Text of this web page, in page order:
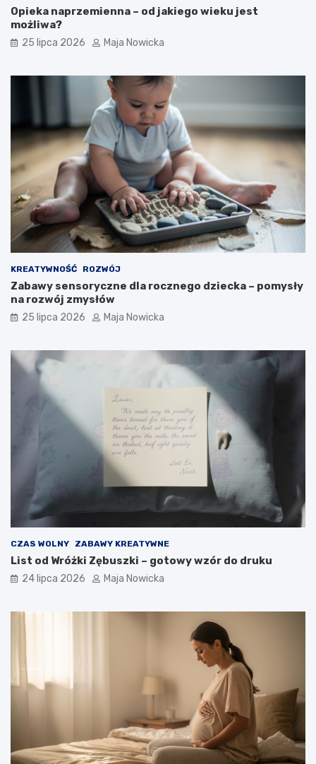
Opieka naprzemienna – od jakiego wieku jest
możliwa?
25 lipca 2026 Maja Nowicka
KREATYWNOŚĆ ROZWÓJ
Zabawy sensoryczne dla rocznego dziecka – pomysły
na rozwój zmysłów
25 lipca 2026 Maja Nowicka
CZAS WOLNY ZABAWY KREATYWNE
List od Wróżki Zębuszki – gotowy wzór do druku
24 lipca 2026 Maja Nowicka